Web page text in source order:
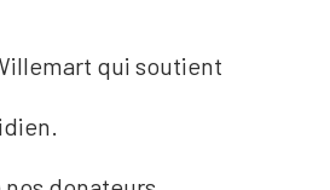
qui soutient